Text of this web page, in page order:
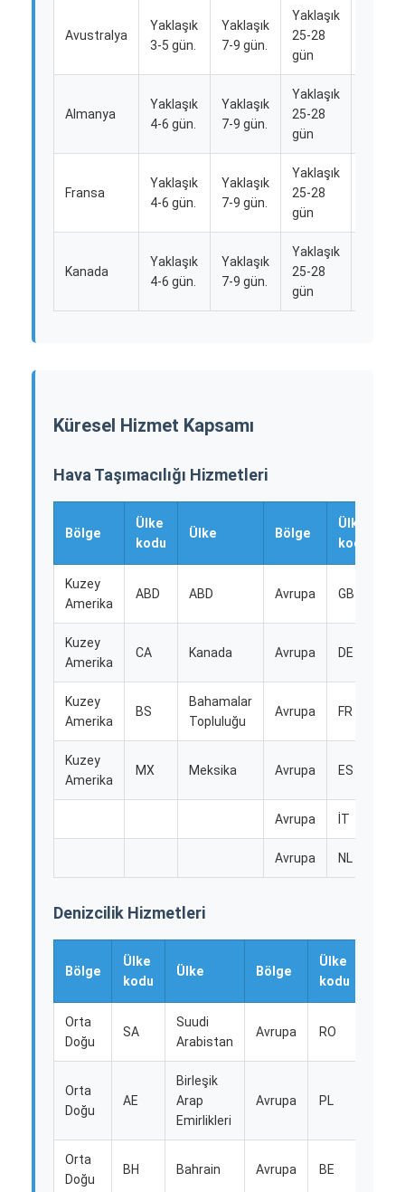
Ana sayfa
Ürünler
Hakkımızda
Fabrika turu
Kalite kontrol
Bize ulaşın
Şimdi konuşalım.
Uluslararası Taşımacılık
Hava Kargo Taşımacılığı
Deniz yükü
Çin'den DDP Nakliye
Ekspres kargo
Avustralya
Yaklaşık
3-5 gün.
Yaklaşık
7-9 gün.
Yaklaşık
25-28
gün
Almanya
Yaklaşık
4-6 gün.
Yaklaşık
7-9 gün.
Yaklaşık
25-28
gün
Fransa
Yaklaşık
4-6 gün.
Yaklaşık
7-9 gün.
Yaklaşık
25-28
gün
Kanada
Yaklaşık
4-6 gün.
Yaklaşık
7-9 gün.
Yaklaşık
25-28
gün
Küresel Hizmet Kapsamı
Hava Taşımacılığı Hizmetleri
Bölge
Ülke
kodu
Ülke Bölge
Ülke
kodu
Kuzey
Amerika
ABD ABD Avrupa GB
Kuzey
Amerika
CA Kanada Avrupa DE
Kuzey
Amerika
BS
Bahamalar
Topluluğu
Avrupa FR
Kuzey
Amerika
MX Meksika Avrupa ES
Avrupa İT
Avrupa NL
Denizcilik Hizmetleri
Bölge
Ülke
kodu
Ülke Bölge
Ülke
kodu
Orta
Doğu
SA
Suudi
Arabistan
Avrupa RO
Orta
Doğu
AE
Birleşik
Arap
Emirlikleri
Avrupa PL
Orta
Doğu
BH Bahrain Avrupa BE